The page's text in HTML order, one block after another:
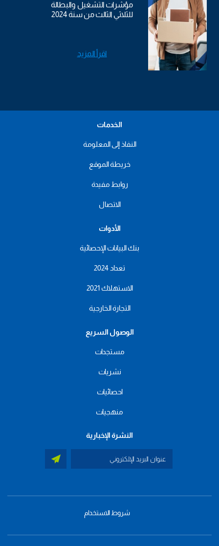
مؤشرات التشغيل والبطالة
للثلاثي الثالث من سنة 2024
اقرأ المزيد
الخدمات
النفاذ إلى المعلومة
خريطة الموقع
روابط مفيدة
الاتصال
الأدوات
بنك البيانات الإحصائية
تعداد 2024
الاستهلاك 2021
التجارة الخارجية
الوصول السريع
مستجدات
نشريات
احصائيات
منهجيات
النشرة الإخبارية
footer
شروط الاستخدام